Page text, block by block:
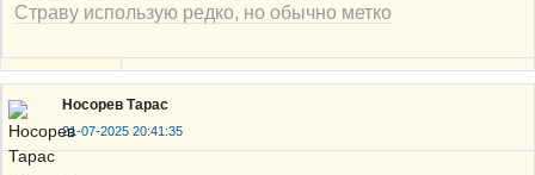
Страву использую редко, но обычно метко
Носорев Тарас
21-07-2025 20:41:35